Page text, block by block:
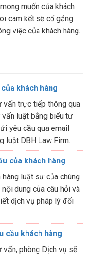
muốn của khách
cam kết sẽ cố gắng
việc của khách hàng.
khách hàng
vấn trực tiếp thông qua
luật bằng biểu tư
yêu cầu qua email
luật DBH Law Firm.
của khách hàng
hàng luật sư của chúng
dung của câu hỏi và
dịch vụ pháp lý đối
cầu khách hàng
vấn, phòng Dịch vụ sẽ